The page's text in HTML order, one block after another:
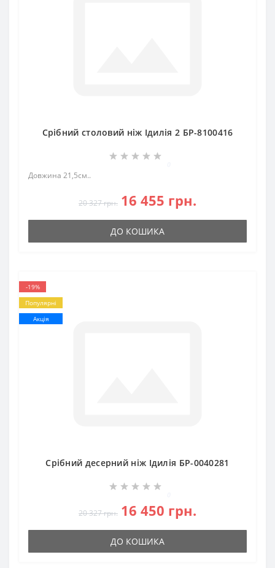
Срібний столовий ніж Ідилія 2 БР-8100416
Довжина 21,5см..
20 327 грн. 16 455 грн.
ДО КОШИКА
-19%
Популярні
Акція
Срібний десерний ніж Ідилія БР-0040281
20 327 грн. 16 450 грн.
ДО КОШИКА